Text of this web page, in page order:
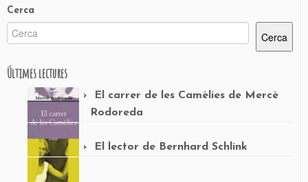
Cerca
Cerca
Últimes lectures
El carrer de les Camèlies de Mercè
Rodoreda
El lector de Bernhard Schlink